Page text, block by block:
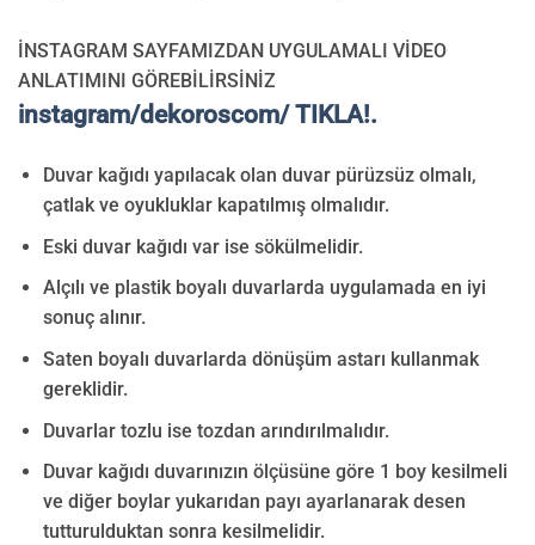
İNSTAGRAM SAYFAMIZDAN UYGULAMALI VİDEO
ANLATIMINI GÖREBİLİRSİNİZ
instagram/dekoroscom/ TIKLA!.
Duvar kağıdı yapılacak olan duvar pürüzsüz olmalı,
çatlak ve oyukluklar kapatılmış olmalıdır.
Eski duvar kağıdı var ise sökülmelidir.
Alçılı ve plastik boyalı duvarlarda uygulamada en iyi
sonuç alınır.
Saten boyalı duvarlarda dönüşüm astarı kullanmak
gereklidir.
Duvarlar tozlu ise tozdan arındırılmalıdır.
Duvar kağıdı duvarınızın ölçüsüne göre 1 boy kesilmeli
ve diğer boylar yukarıdan payı ayarlanarak desen
tutturulduktan sonra kesilmelidir.